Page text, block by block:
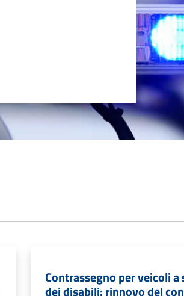
Contrassegno per veicoli a
dei disabili: rinnovo del